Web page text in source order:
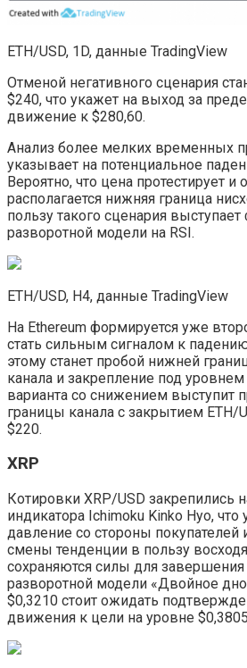
ETH/USD, 1D, данные TradingView
Отменой негативного сценария
$240, что укажет на выход за
движение к $280,60.
Анализ более мелких временных
указывает на потенциальное
Вероятно, что цена протестирует и
располагается нижняя граница
пользу такого сценария
разворотной модели на RSI.
ETH/USD, H4, данные TradingView
На Ethereum формируется уже
стать сильным сигналом к
этому станет пробой нижней
канала и закрепление под
варианта со снижением выступит
границы канала с закрытием ETH/
$220.
XRP
Котировки XRP/USD закрепились
индикатора Ichimoku Kinko Hyo, что
давление со стороны покупателей
смены тенденции в пользу
сохраняются силы для
разворотной модели «Двойное
$0,3210 стоит ожидать
движения к цели на уровне